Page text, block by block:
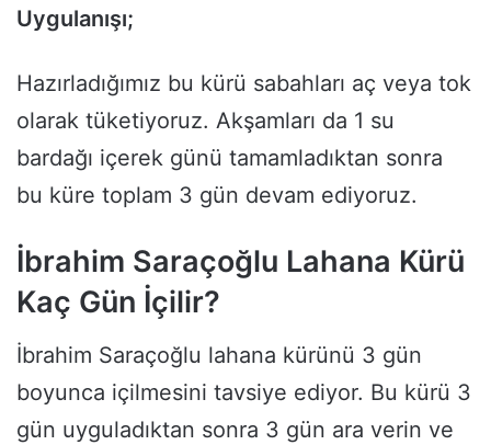
Uygulanışı;
Hazırladığımız bu kürü sabahları aç veya tok
olarak tüketiyoruz. Akşamları da 1 su
bardağı içerek günü tamamladıktan sonra
bu küre toplam 3 gün devam ediyoruz.
İbrahim Saraçoğlu Lahana Kürü
Kaç Gün İçilir?
İbrahim Saraçoğlu lahana kürünü 3 gün
boyunca içilmesini tavsiye ediyor. Bu kürü 3
gün uyguladıktan sonra 3 gün ara verin ve